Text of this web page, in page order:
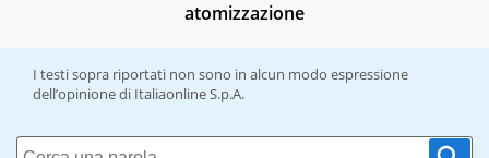
atomizzazione
I testi sopra riportati non sono in alcun modo espressione
dell’opinione di Italiaonline S.p.A.